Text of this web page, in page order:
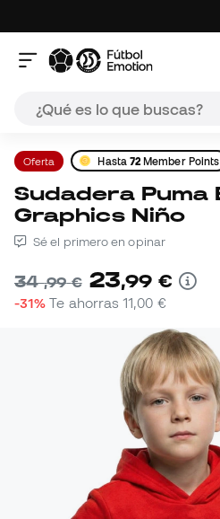
Oferta Hasta 72 Member Points
Sudadera Puma Essentials
Graphics Niño
Sé el primero en opinar
34,99 € 23,99 €
-31% Te ahorras11,00 €